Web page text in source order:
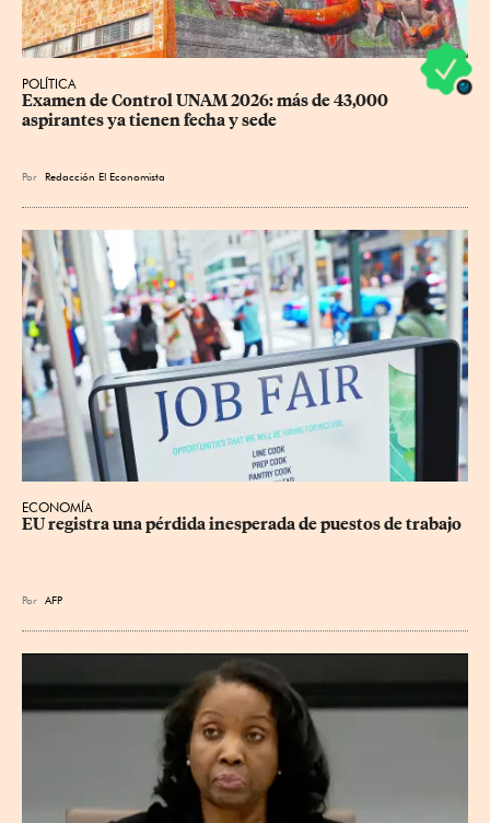
POLÍTICA
Examen de Control UNAM 2026: más de 43,000
aspirantes ya tienen fecha y sede
Por Redacción El Economista
ECONOMÍA
EU registra una pérdida inesperada de puestos de trabajo
Por AFP